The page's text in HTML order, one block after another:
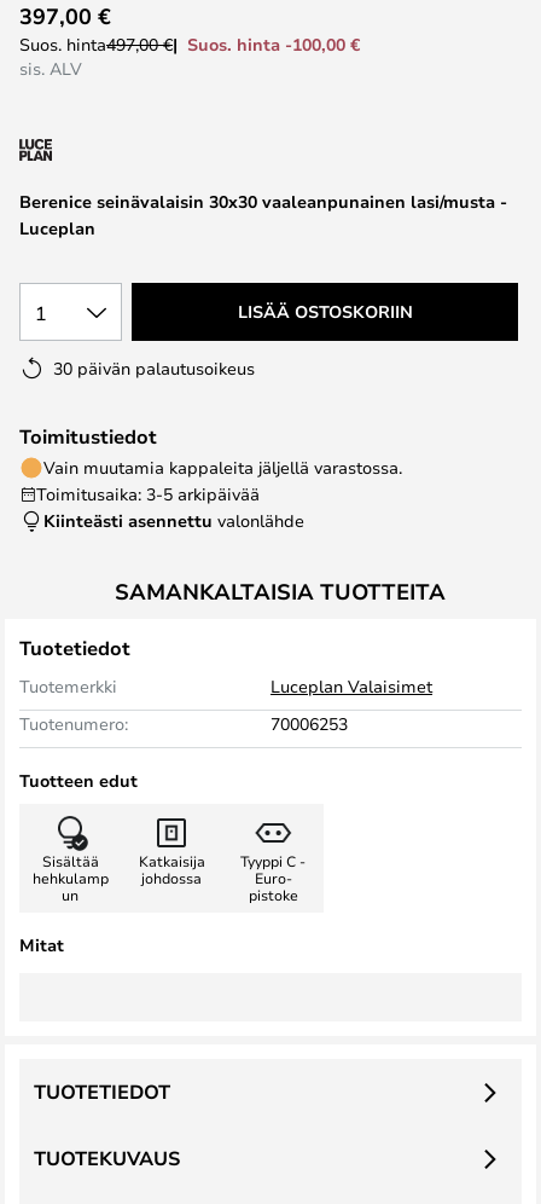
to
the
the
gallery
Berenice seinävalaisin 30x30 vaaleanpunainen lasi/musta -
Luceplan
397,00 €
Suos. hinta497,00 €
Suos. hinta -100,00 €
sis. ALV
1 LISÄÄ OSTOSKORIIN
30 päivän palautusoikeus
Toimitustiedot
Vain muutamia kappaleita jäljellä varastossa.
Toimitusaika: 3-5 arkipäivää
Kiinteästi asennettu valonlähde
SAMANKALTAISIA TUOTTEITA
Tuotetiedot
Tuotemerkki
Luceplan Valaisimet
Tuotenumero:
70006253
Tuotteen edut
Sisältää
hehkulamp
un
Katkaisija
johdossa
Tyyppi C -
Euro-
pistoke
Mitat
TUOTEKUVAUS
TUOTETIEDOT